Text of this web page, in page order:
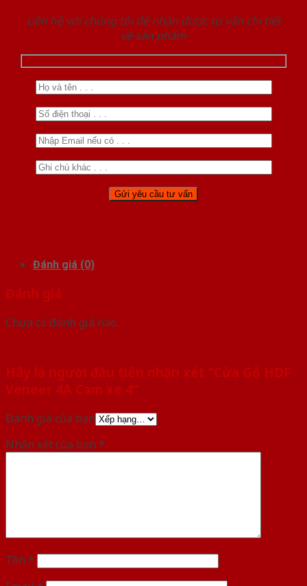
Liên hệ với chúng tôi để nhận được tư vấn chi tiết
về sản phẩm
Đánh giá (0)
Đánh giá
Chưa có đánh giá nào.
Hãy là người đầu tiên nhận xét “Cửa Gỗ HDF
Veneer 4A Cam xe 4”
Đánh giá của bạn
Nhận xét của bạn *
Tên *